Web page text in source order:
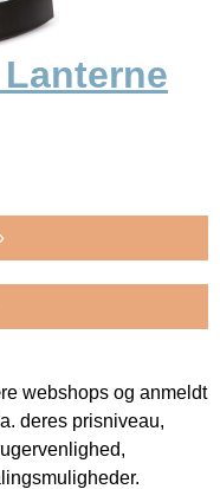
webshops og anmeldt
deres prisniveau,